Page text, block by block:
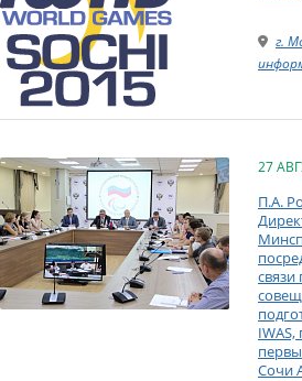
г.
27
П.А.
связи
Сочи